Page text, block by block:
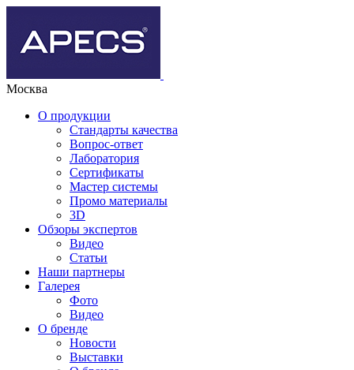
Москва
О продукции
Стандарты качества
Вопрос-ответ
Лаборатория
Сертификаты
Мастер системы
Промо материалы
3D
Обзоры экспертов
Видео
Статьи
Наши партнеры
Галерея
Фото
Видео
О бренде
Новости
Выставки